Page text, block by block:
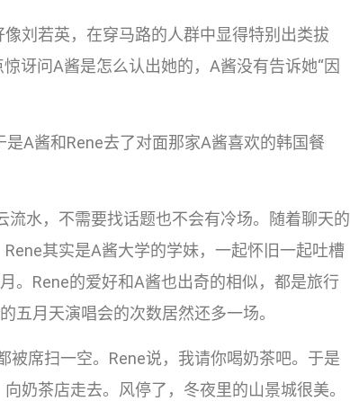
刘若英，在穿马路的人群中显得特别出类拔
讶问A酱是怎么认出她的，A酱没有告诉她“因
A酱和Rene去了对面那家A酱喜欢的韩国餐
流水，不需要找话题也不会有冷场。随着聊天的
其实是A酱大学的学妹，一起怀旧一起吐槽
。Rene的爱好和A酱也出奇的相似，都是旅行
五月天演唱会的次数居然还多一场。
席扫一空。Rene说，我请你喝奶茶吧。于是
奶茶店走去。风停了，冬夜里的山景城很美。